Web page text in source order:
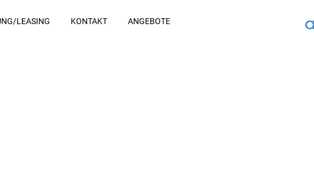
LEASING KONTAKT ANGEBOTE